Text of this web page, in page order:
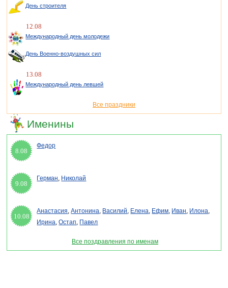
День строителя
12.08
Международный день молодежи
День Военно-воздушных сил
13.08
Международный день левшей
Все праздники
Именины
8.08
Федор
9.08
Герман, Николай
10.08
Анастасия,Антонина, Василий, Елена, Ефим, Иван, Илона,
Ирина,Остап, Павел
Все поздравления по именам